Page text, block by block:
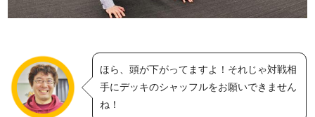
ほら、頭が下がってますよ！それじゃ対戦相
手にデッキのシャッフルをお願いできません
ね！